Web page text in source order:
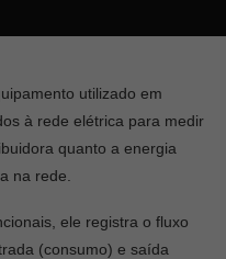
utilizado em
à rede elétrica para medir
quanto a energia
na rede.
ele registra o fluxo
(consumo) e saída